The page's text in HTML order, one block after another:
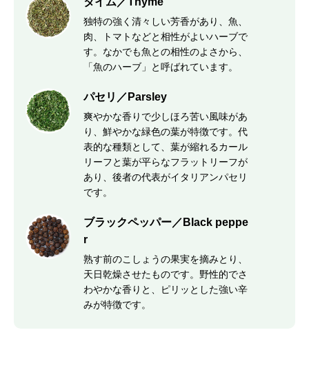
独特の強く清々しい芳香があり、魚、
肉、トマトなどと相性がよいハーブで
す。なかでも魚との相性のよさから、
「魚のハーブ」と呼ばれています。
パセリ／Parsley
爽やかな香りで少しほろ苦い風味があ
り、鮮やかな緑色の葉が特徴です。代
表的な種類として、葉が縮れるカール
リーフと葉が平らなフラットリーフが
あり、後者の代表がイタリアンパセリ
です。
ブラックペッパー／Black peppe
r
熟す前のこしょうの果実を摘みとり、
天日乾燥させたものです。野性的でさ
わやかな香りと、ピリッとした強い辛
みが特徴です。